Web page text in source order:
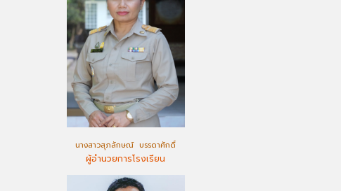
นางสาวสุภลักษณ์ บรรดาศักดิ์
ผู้อำนวยการโรงเรียน